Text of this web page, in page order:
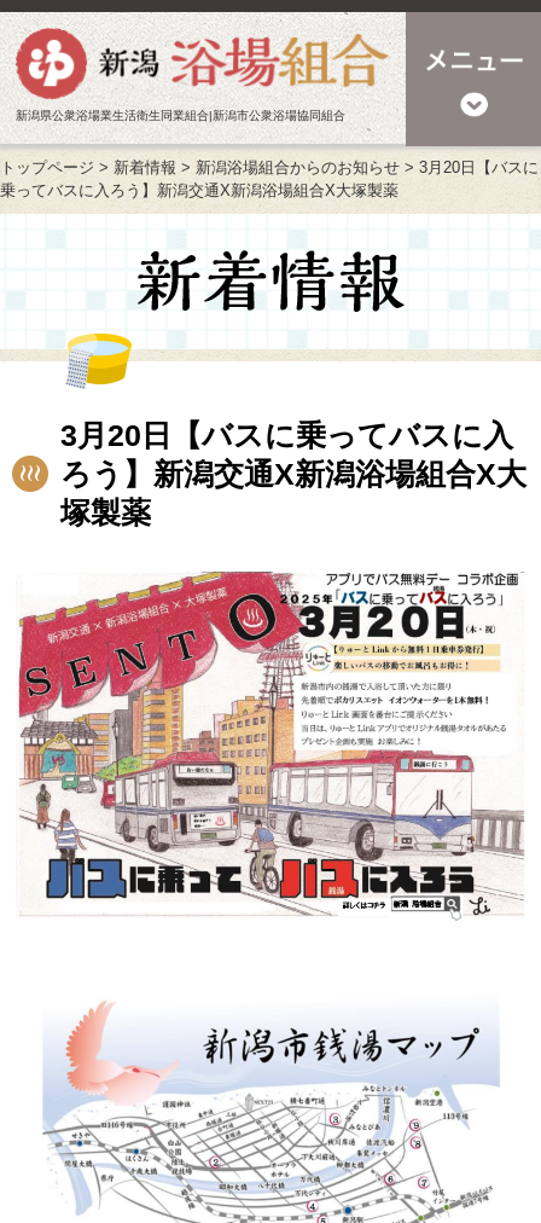
新潟県公衆浴場業生活衛生同業組合|新潟市公衆浴場協同組合
トップページ > 新着情報 > 新潟浴場組合からのお知らせ > 3月20日【バスに
乗ってバスに入ろう】新潟交通X新潟浴場組合X大塚製薬
3月20日【バスに乗ってバスに入
ろう】新潟交通X新潟浴場組合X大
塚製薬